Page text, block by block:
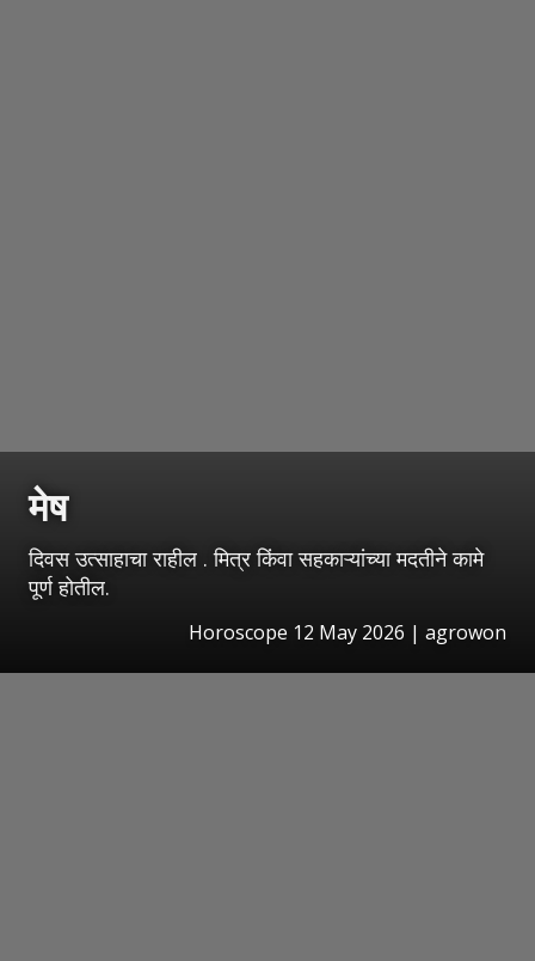
मेष
दिवस उत्साहाचा राहील . मित्र किंवा सहकाऱ्यांच्या मदतीने कामे
पूर्ण होतील.
Horoscope 12 May 2026 | agrowon